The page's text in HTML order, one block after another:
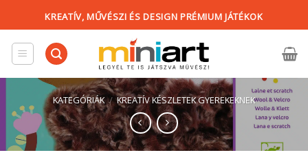
content
KREATÍV, MŰVÉSZI ÉS DESIGN PRÉMIUM JÁTÉKOK
KATEGÓRIÁK / KREATÍV KÉSZLETEK GYEREKEKNEK